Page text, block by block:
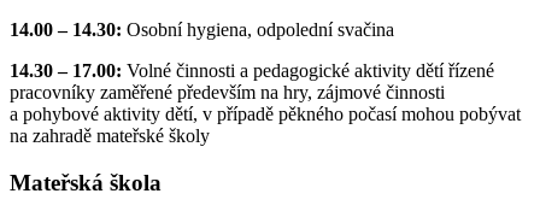
14.00 – 14.30: Osobní hygiena, odpolední svačina
14.30 – 17.00: Volné činnosti a pedagogické aktivity dětí řízené
pracovníky zaměřené především na hry, zájmové činnosti
a pohybové aktivity dětí, v případě pěkného počasí mohou pobývat
na zahradě mateřské školy
Mateřská škola